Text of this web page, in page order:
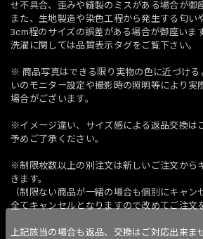
せ不具合、歪みや縫製のミスがある場合が御
また、生地製造や染色工程から発生する匂い
3cm程のサイズの誤差がある場合が御座います
洗濯に関しては品質表示タグをご覧下さい。
※ 商品写真はできる限り実物の色に近づける
いのモニター設定や撮影時の照明等により実
場合がございます。
※イメージ違い、サイズ感による返品交換は
予めご了承ください。
※制限枚数以上の別注文は新しいご注文から
きます。
（制限ない商品が一緒の場合も個別にキャ
全てキャンセルとなりますので改めてご注文
上記該当の場合も返品、交換はご対応出来